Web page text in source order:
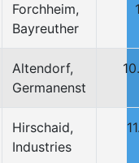
Forchheim,
Bayreuther
Altendorf,
Germanenst
Hirschaid,
Industries